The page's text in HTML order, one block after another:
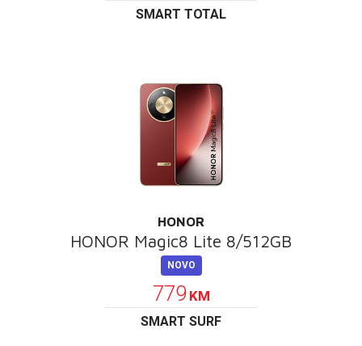
SMART TOTAL
HONOR
HONOR Magic8 Lite 8/512GB
NOVO
779 KM
SMART SURF